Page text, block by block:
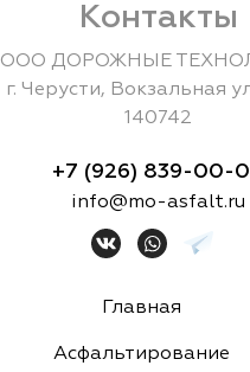
Контакты
ООО ДОРОЖНЫЕ
г. Черусти, Вокзальная
140742
+7 (926) 839-00-
info@mo-asfalt.ru
Главная
Асфальтирование